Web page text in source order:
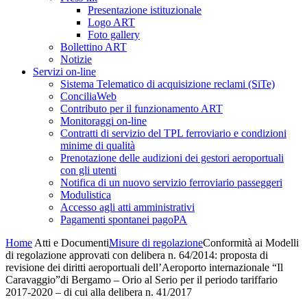
Presentazione istituzionale
Logo ART
Foto gallery
Bollettino ART
Notizie
Servizi on-line
Sistema Telematico di acquisizione reclami (SiTe)
ConciliaWeb
Contributo per il funzionamento ART
Monitoraggi on-line
Contratti di servizio del TPL ferroviario e condizioni
minime di qualità
Prenotazione delle audizioni dei gestori aeroportuali
con gli utenti
Notifica di un nuovo servizio ferroviario passeggeri
Modulistica
Accesso agli atti amministrativi
Pagamenti spontanei pagoPA
Home Atti e DocumentiMisure di regolazioneConformità ai Modelli
di regolazione approvati con delibera n. 64/2014: proposta di
revisione dei diritti aeroportuali dell’Aeroporto internazionale “Il
Caravaggio”di Bergamo – Orio al Serio per il periodo tariffario
2017-2020 – di cui alla delibera n. 41/2017